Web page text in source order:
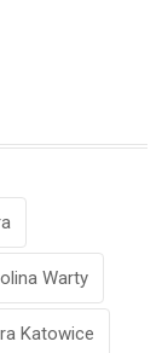
Warty
Katowice